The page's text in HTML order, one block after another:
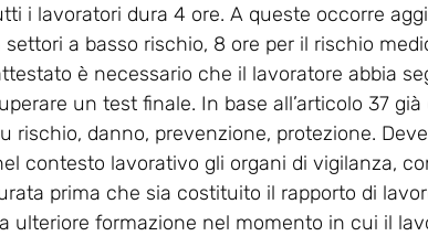
i lavoratori dura 4 ore. A queste occorre
a basso rischio, 8 ore per il rischio
è necessario che il lavoratore abbia
un test finale. In base all’articolo 37
rischio, danno, prevenzione, protezione.
contesto lavorativo gli organi di vigilanza,
prima che sia costituito il rapporto di
ulteriore formazione nel momento in cui il